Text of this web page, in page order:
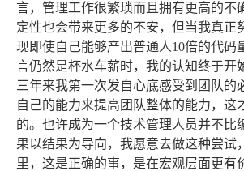
言，管理工作很繁琐而且拥有更高的不
定性也会带来更多的不安，但当我真正
现即使自己能够产出普通人10倍的代码
言仍然是杯水车薪时，我的认知终于开
三年来我第一次发自心底感受到团队的
自己的能力来提高团队整体的能力，这
的。也许成为一个技术管理人员并不比
果以结果为导向，我愿意去做这种尝试
里，这是正确的事，是在宏观层面更有